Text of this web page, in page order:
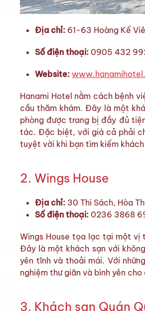
Địa chỉ: 61-63 Hoàng Kế
Số điện thoại: 0905 432
Website:
Hanami Hotel nằm cách bệnh
cầu thăm khám. Đây là một
phòng được trang bị đầy đủ
tác. Đặc biệt, với giá cả phải
tuyệt vời khi bạn tìm kiếm
2. Wings House
Địa chỉ: 30 Thi Sách, Hòa
Số điện thoại: 0236 3868
Wings House tọa lạc tại một vị
Đây là một khách sạn với
yên tĩnh và thoải mái. Với
nghiệm thư giãn và bình yên cho
3. Khách sạn Quán